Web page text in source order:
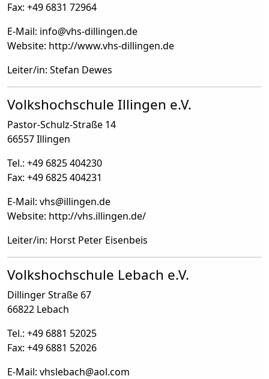
Fax: +49 6831 72964
E-Mail: info@vhs-dillingen.de
Website: http://www.vhs-dillingen.de
Leiter/in: Stefan Dewes
Volkshochschule Illingen e.V.
Pastor-Schulz-Straße 14
66557 Illingen
Tel.: +49 6825 404230
Fax: +49 6825 404231
E-Mail: vhs@illingen.de
Website: http://vhs.illingen.de/
Leiter/in: Horst Peter Eisenbeis
Volkshochschule Lebach e.V.
Dillinger Straße 67
66822 Lebach
Tel.: +49 6881 52025
Fax: +49 6881 52026
E-Mail: vhslebach@aol.com